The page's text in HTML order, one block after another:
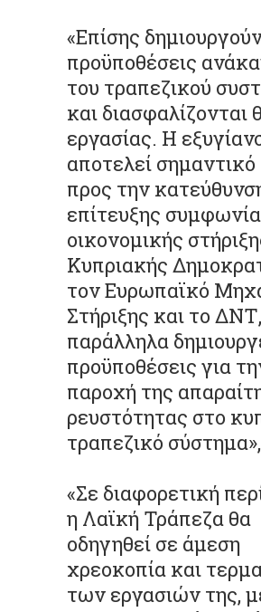
«Επίσης
προϋποθέσεις
του τραπεζικού
και διασφαλίζονται
εργασίας. Η
αποτελεί
προς την
επίτευξης
οικονομικής
Κυπριακής
τον Ευρωπαϊκό
Στήριξης και το
παράλληλα
προϋποθέσεις για
παροχή της
ρευστότητας στο
τραπεζικό
«Σε διαφορετική
η Λαϊκή Τράπεζα θα
οδηγηθεί σε άμεση
χρεοκοπία και
των εργασιών της,